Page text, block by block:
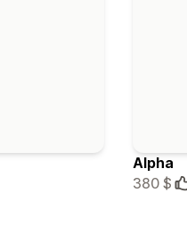
Alpha
380 $